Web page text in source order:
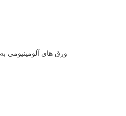
ورق های آلومینیومی